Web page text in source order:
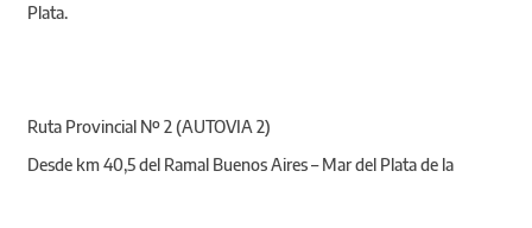
Plata.
Ruta Provincial Nº 2 (AUTOVIA 2)
Desde km 40,5 del Ramal Buenos Aires – Mar del Plata de la